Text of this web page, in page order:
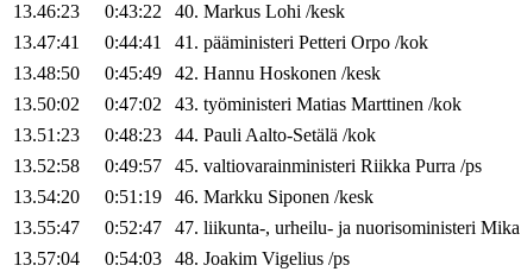
13.46:23
0:43:22 40. Markus Lohi /kesk
13.47:41
0:44:41 41. pääministeri Petteri Orpo /kok
13.48:50
0:45:49 42. Hannu Hoskonen /kesk
13.50:02
0:47:02 43. työministeri Matias Marttinen /kok
13.51:23
0:48:23 44. PauliAalto-Setälä /kok
13.52:58
0:49:57 45. valtiovarainministeri Riikka Purra /ps
13.54:20
0:51:19 46. Markku Siponen /kesk
13.55:47
0:52:47 47. liikunta-, urheilu- ja nuorisoministeri Mika
13.57:04
0:54:03 48. Joakim Vigelius /ps